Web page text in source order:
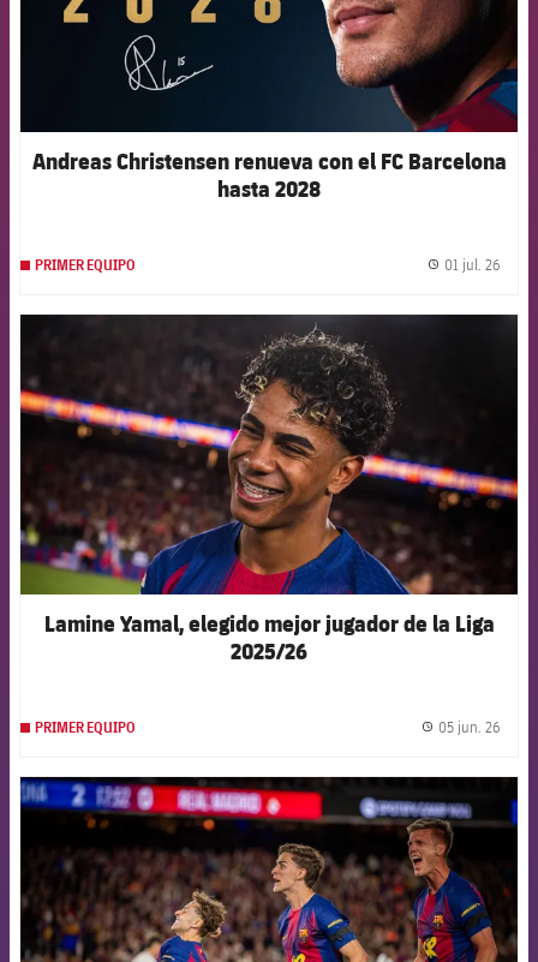
Andreas Christensen renueva con el FC Barcelona
hasta 2028
PRIMER EQUIPO 01 jul. 26
FCB Barcelona badge
Lamine Yamal, elegido mejor jugador de la Liga
2025/26
PRIMER EQUIPO 05 jun. 26
FCB Barcelona badge